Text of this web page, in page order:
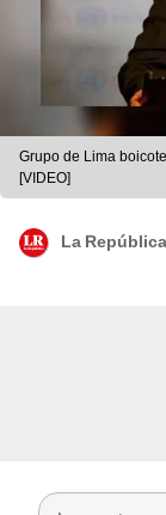
Grupo de Lima
[VIDEO]
La República